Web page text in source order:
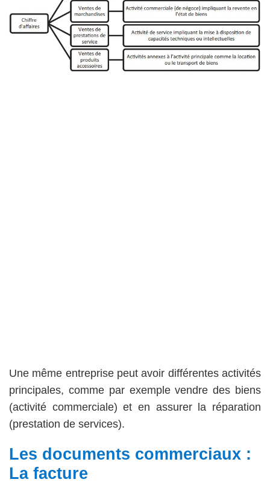
Une même entreprise peut avoir différentes activités
principales, comme par exemple vendre des biens
(activité commerciale) et en assurer la réparation
(prestation de services).
Les documents commerciaux :
La facture